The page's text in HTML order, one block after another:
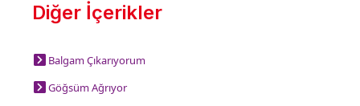
Diğer İçerikler
Balgam Çıkarıyorum
Göğsüm Ağrıyor